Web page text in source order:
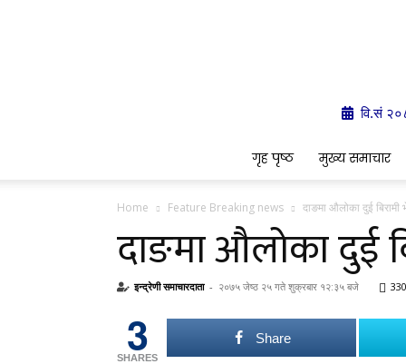
वि.सं
गृह पृष्ठ मुख्य समाचार
Home Feature Breaking news दाङमा औलोका दुई बिरामी
दाङमा औलोका दुई
इन्द्रेणी समाचारदाता - २०७५ जेष्ठ २५ गते शुक्रबार १२:३५ बजे 330
3
SHARES
Share